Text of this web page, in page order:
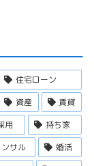
住宅ローン
資産
賃貸
用
持ち家
サル
婚活